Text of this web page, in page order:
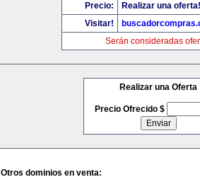
Precio:
Realizar una oferta!
Visitar!
Serán consideradas
Realizar una Oferta
Precio Ofrecido $
Otros dominios en venta: